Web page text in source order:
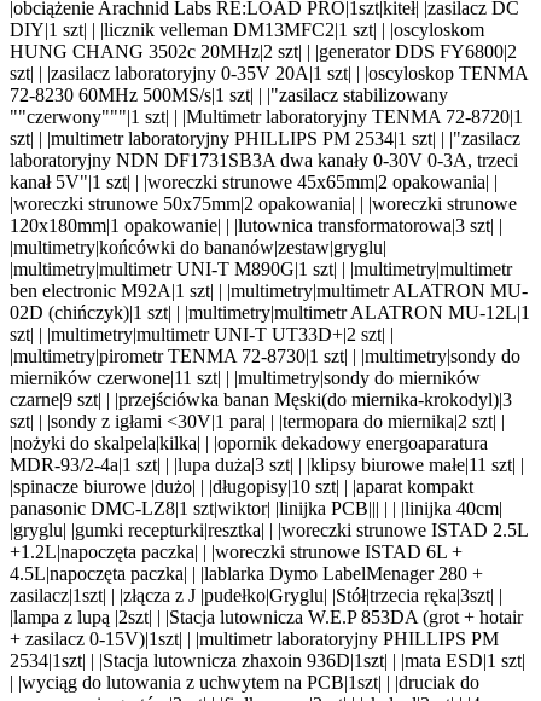
|obciążenie Arachnid Labs RE:LOAD PRO|1szt|kiteł| |zasilacz DC
DIY|1 szt| | |licznik velleman DM13MFC2|1 szt| | |oscyloskom
HUNG CHANG 3502c 20MHz|2 szt| | |generator DDS FY6800|2
szt| | |zasilacz laboratoryjny 0-35V 20A|1 szt| | |oscyloskop TENMA
72-8230 60MHz 500MS/s|1 szt| | |"zasilacz stabilizowany
""czerwony"""|1 szt| | |Multimetr laboratoryjny TENMA 72-8720|1
szt| | |multimetr laboratoryjny PHILLIPS PM 2534|1 szt| | |"zasilacz
laboratoryjny NDN DF1731SB3A dwa kanały 0-30V 0-3A, trzeci
kanał 5V"|1 szt| | |woreczki strunowe 45x65mm|2 opakowania| |
|woreczki strunowe 50x75mm|2 opakowania| | |woreczki strunowe
120x180mm|1 opakowanie| | |lutownica transformatorowa|3 szt| |
|multimetry|końcówki do bananów|zestaw|gryglu|
|multimetry|multimetr UNI-T M890G|1 szt| | |multimetry|multimetr
ben electronic M92A|1 szt| | |multimetry|multimetr ALATRON MU-
02D (chińczyk)|1 szt| | |multimetry|multimetr ALATRON MU-12L|1
szt| | |multimetry|multimetr UNI-T UT33D+|2 szt| |
|multimetry|pirometr TENMA 72-8730|1 szt| | |multimetry|sondy do
mierników czerwone|11 szt| | |multimetry|sondy do mierników
czarne|9 szt| | |przejściówka banan Męski(do miernika-krokodyl)|3
szt| | |sondy z igłami <30V|1 para| | |termopara do miernika|2 szt| |
|nożyki do skalpela|kilka| | |opornik dekadowy energoaparatura
MDR-93/2-4a|1 szt| | |lupa duża|3 szt| | |klipsy biurowe małe|11 szt| |
|spinacze biurowe |dużo| | |długopisy|10 szt| | |aparat kompakt
panasonic DMC-LZ8|1 szt|wiktor| |linijka PCB||| | | |linijka 40cm|
|gryglu| |gumki recepturki|resztka| | |woreczki strunowe ISTAD 2.5L
+1.2L|napoczęta paczka| | |woreczki strunowe ISTAD 6L +
4.5L|napoczęta paczka| | |lablarka Dymo LabelMenager 280 +
zasilacz|1szt| | |złącza z J |pudełko|Gryglu| |Stół|trzecia ręka|3szt| |
|lampa z lupą |2szt| | |Stacja lutownicza W.E.P 853DA (grot + hotair
+ zasilacz 0-15V)|1szt| | |multimetr laboratoryjny PHILLIPS PM
2534|1szt| | |Stacja lutownicza zhaxoin 936D|1szt| | |mata ESD|1 szt|
| |wyciąg do lutowania z uchwytem na PCB|1szt| | |druciak do